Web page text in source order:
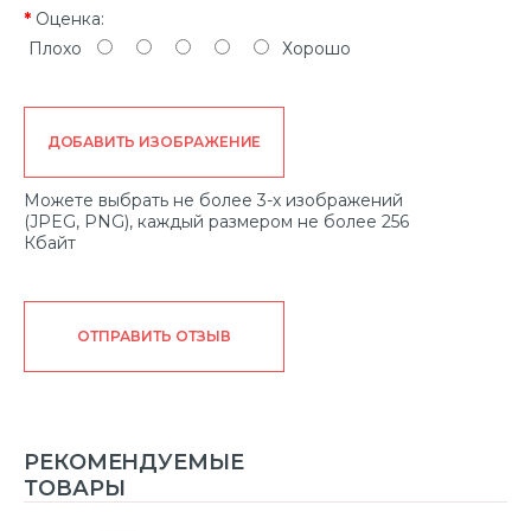
Оценка:
Плохо
Хорошо
ДОБАВИТЬ ИЗОБРАЖЕНИЕ
Можете выбрать не более 3-х изображений
(JPEG, PNG), каждый размером не более 256
Кбайт
ОТПРАВИТЬ ОТЗЫВ
РЕКОМЕНДУЕМЫЕ
ТОВАРЫ